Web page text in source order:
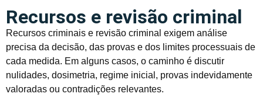
Recursos e revisão criminal
Recursos criminais e revisão criminal exigem análise
precisa da decisão, das provas e dos limites processuais de
cada medida. Em alguns casos, o caminho é discutir
nulidades, dosimetria, regime inicial, provas indevidamente
valoradas ou contradições relevantes.